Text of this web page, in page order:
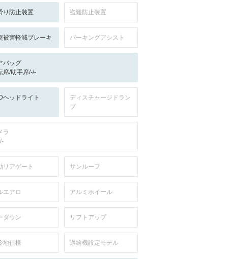
り防止装置 盗難防止装置
被害軽減ブレーキ パーキングアシスト
バッグ
席/助手席/-/-
ヘッドライト
ディスチャージドラン
プ
ラ
リアゲート サンルーフ
エアロ アルミホイール
ダウン リフトアップ
地仕様 過給機設定モデル